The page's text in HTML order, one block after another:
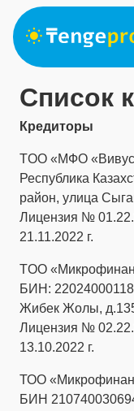
Список
Кредиторы
TОО «МФО
Республика
район, улица
Лицензия №
21.11.2022 г.
TOO
БИН:
Жибек Жолы,
Лицензия №
13.10.2022 г.
ТОО
БИН